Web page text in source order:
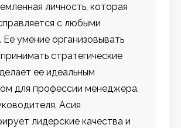
личность, которая
с любыми
Ее умение организовывать
стратегические
ее идеальным
для профессии менеджера.
Асия
лидерские качества и